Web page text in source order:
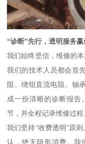
“诊断”先行，透明服务
我们始终坚信，维修的
我们的技术人员都会首
阻、绕组直流电阻、轴
成一份清晰的诊断报告
节，并全程记录维修过程
我们坚持“收费透明”原
认，绝无隐形消费。我